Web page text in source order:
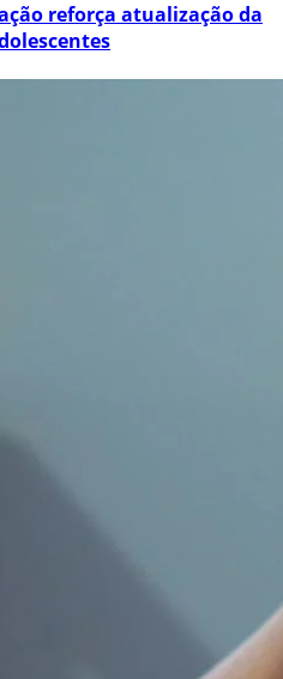
reforça atualização da